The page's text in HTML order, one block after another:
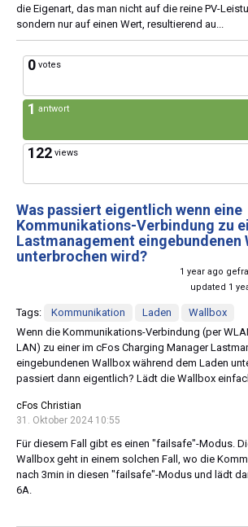
die Eigenart, das man nicht auf die reine PV-
sondern nur auf einen Wert, resultierend au...
0 votes
1 antwort
122 views
Was passiert eigentlich wenn eine
Kommunikations-Verbindung zu
Lastmanagement eingebundenen
unterbrochen wird?
1 year ago
updated 1
Tags: Kommunikation Laden
Wallbox
Wenn die Kommunikations-Verbindung (per
LAN) zu einer im cFos Charging Manager
eingebundenen Wallbox während dem Laden
passiert dann eigentlich? Lädt die Wallbox
cFos Christian
31. Oktober 2024 10:55
Für diesem Fall gibt es einen "failsafe"-Modus.
Wallbox geht in einem solchen Fall, wo die
nach 3min in diesen "failsafe"-Modus und lädt
6A.